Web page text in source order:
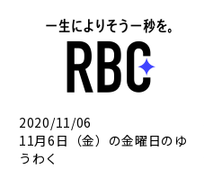
2020/11/06
11月6日（金）の金曜日のゆ
うわく